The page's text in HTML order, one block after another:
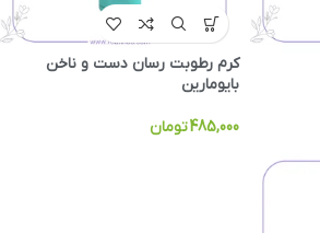
کرم رطوبت رسان دست و ناخن
بایومارین
485,000تومان